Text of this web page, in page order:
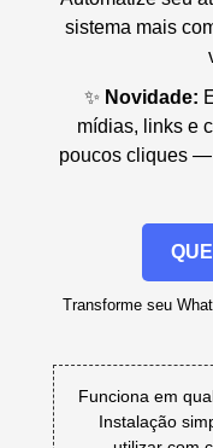
sistema mais
✨ Novidade:
mídias, links e
poucos cliques —
Transforme seu
Funciona em
Instalação